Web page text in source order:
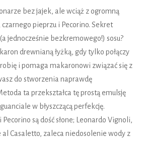
bez jajek, ale wciąż z ogromną
pieprzu i Pecorino. Sekret
jednocześnie bezkremowego!) sosu?
drewnianą łyżką, gdy tylko połączy
i pomaga makaronowi związać się z
do stworzenia naprawdę
ta przekształca tę prostą emulsję
w błyszczącą perfekcję.
są dość słone; Leonardo Vignoli,
al Casaletto, zaleca niedosolenie wody z